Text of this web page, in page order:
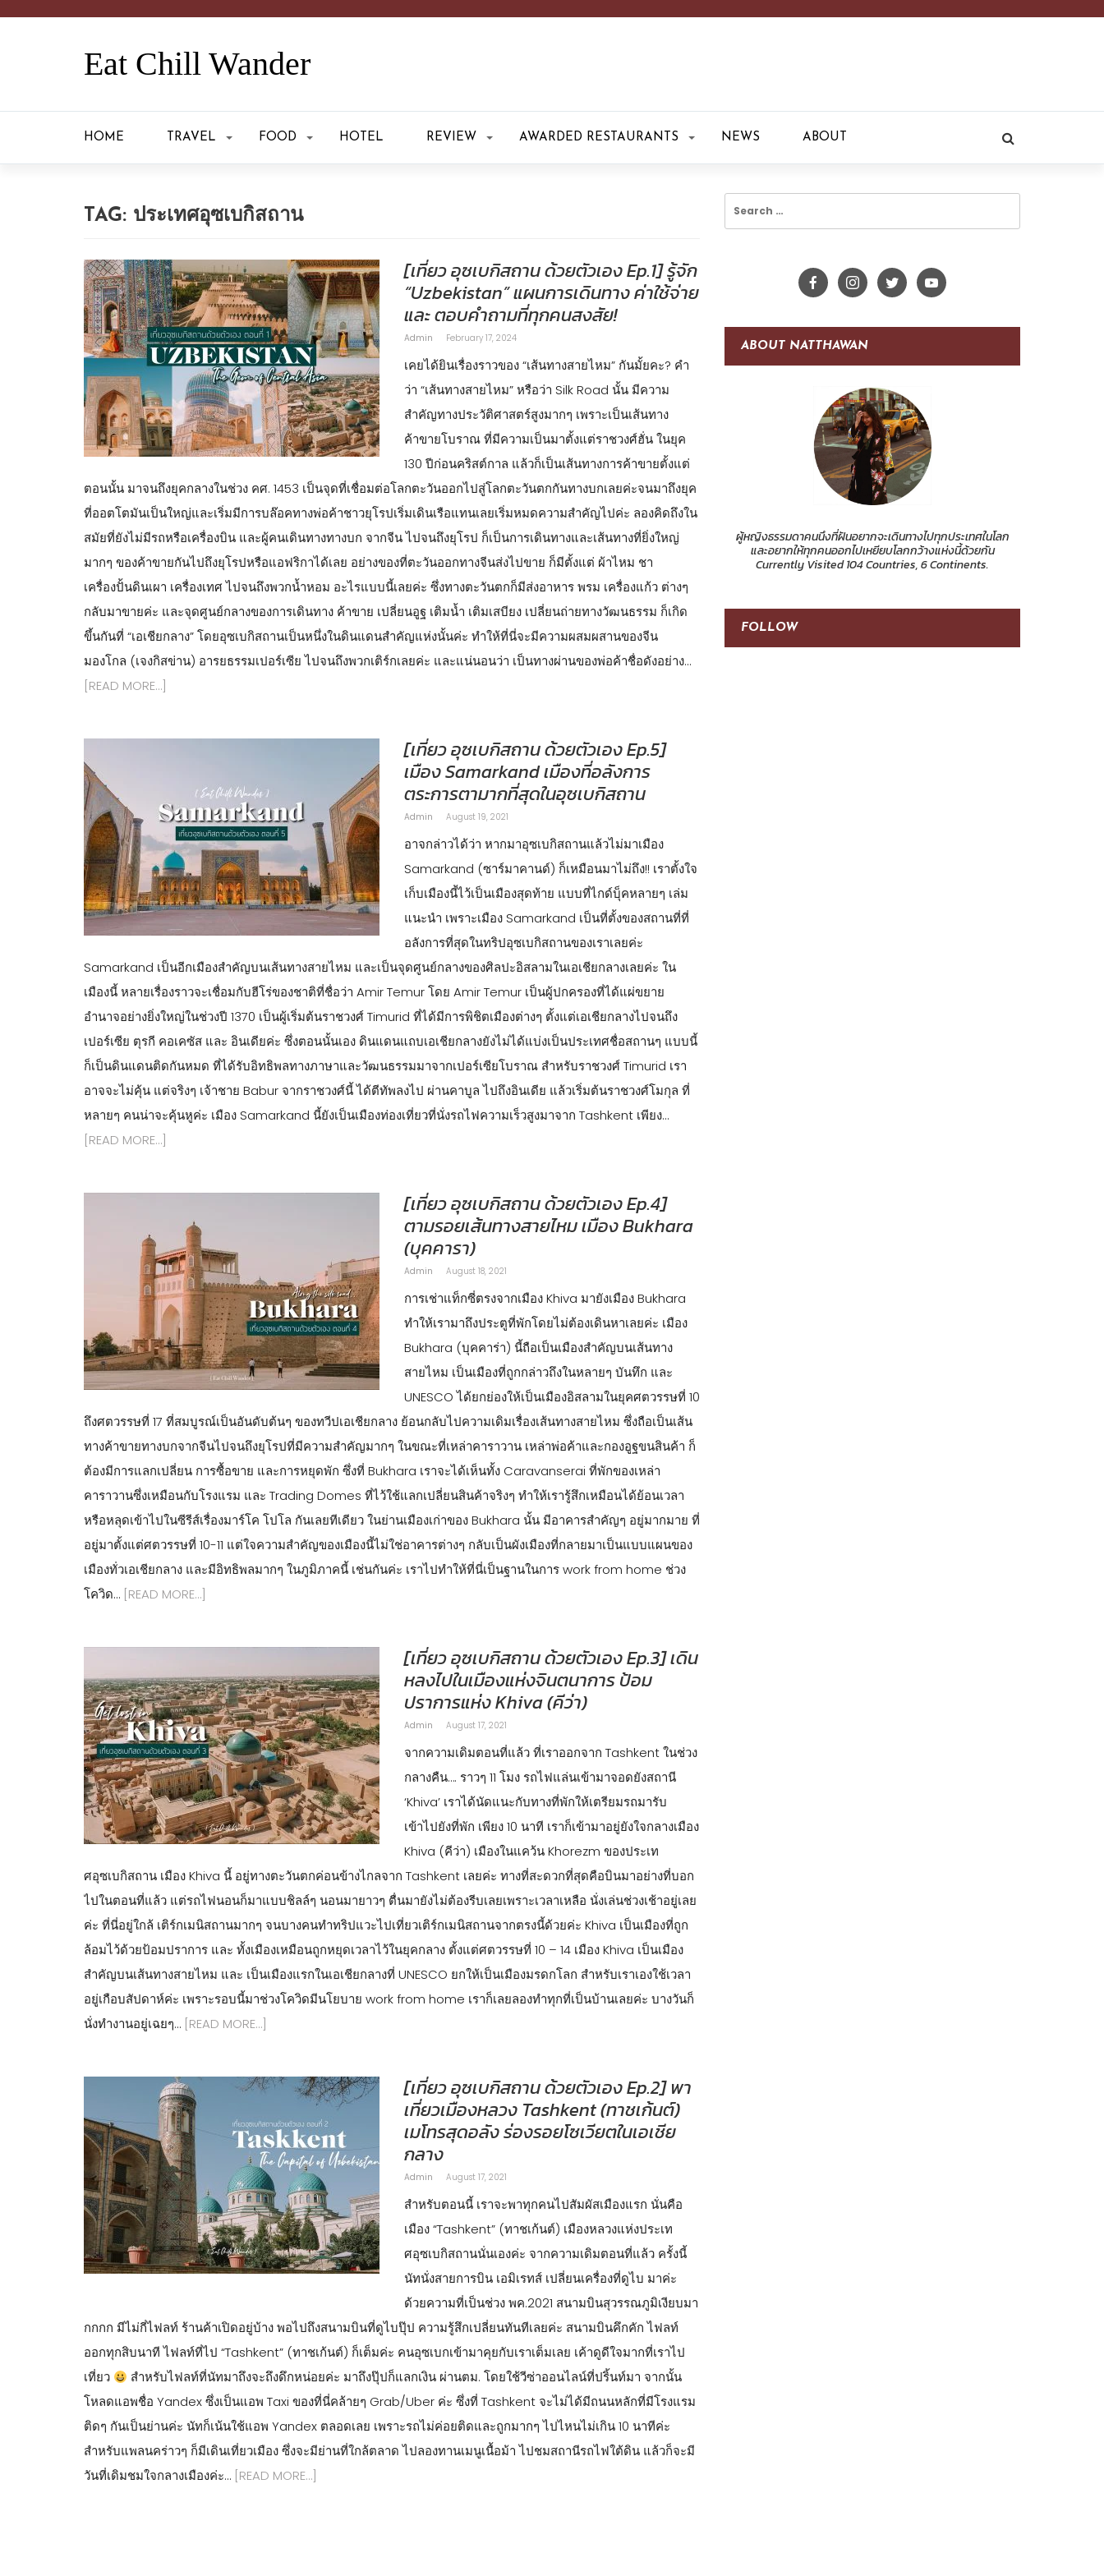
Eat Chill Wander
HOME TRAVEL FOOD HOTEL REVIEW AWARDED RESTAURANTS NEWS ABOUT
TAG: ประเทศอุซเบกิสถาน
[เที่ยว อุซเบกิสถาน ด้วยตัวเอง Ep.1] รู้จัก
“Uzbekistan” แผนการเดินทาง ค่าใช้จ่าย
และ ตอบคำถามที่ทุกคนสงสัย!
Admin February 17, 2024
เคยได้ยินเรื่องราวของ “เส้นทางสายไหม” กันมั้ยคะ? คำ
ว่า “เส้นทางสายไหม” หรือว่า Silk Road นั้น มีความ
สำคัญทางประวัติศาสตร์สูงมากๆ เพราะเป็นเส้นทาง
ค้าขายโบราณ ที่มีความเป็นมาตั้งแต่ราชวงศ์ฮั่น ในยุค
130 ปีก่อนคริสต์กาล แล้วก็เป็นเส้นทางการค้าขายตั้งแต่
ตอนนั้น มาจนถึงยุคกลางในช่วง คศ. 1453 เป็นจุดที่เชื่อมต่อโลกตะวันออกไปสู่โลกตะวันตกกันทางบกเลยค่ะจนมาถึงยุค
ที่ออตโตมันเป็นใหญ่และเริ่มมีการบล๊อคทางพ่อค้าชาวยุโรปเริ่มเดินเรือแทนเลยเริ่มหมดความสำคัญไปค่ะ ลองคิดถึงใน
สมัยที่ยังไม่มีรถหรือเครื่องบิน และผู้คนเดินทางทางบก จากจีน ไปจนถึงยุโรป ก็เป็นการเดินทางและเส้นทางที่ยิ่งใหญ่
มากๆ ของค้าขายกันไปถึงยุโรปหรือแอฟริกาได้เลย อย่างของที่ตะวันออกทางจีนส่งไปขาย ก็มีตั้งแต่ ผ้าไหม ชา
เครื่องปั้นดินเผา เครื่องเทศ ไปจนถึงพวกน้ำหอม อะไรแบบนี้เลยค่ะ ซึ่งทางตะวันตกก็มีส่งอาหาร พรม เครื่องแก้ว ต่างๆ
กลับมาขายค่ะ และจุดศูนย์กลางของการเดินทาง ค้าขาย เปลี่ยนอูฐ เติมน้ำ เติมเสบียง เปลี่ยนถ่ายทางวัฒนธรรม ก็เกิด
ขึ้นกันที่ “เอเชียกลาง” โดยอุซเบกิสถานเป็นหนึ่งในดินแดนสำคัญแห่งนั้นค่ะ ทำให้ที่นี่จะมีความผสมผสานของจีน
มองโกล (เจงกิสข่าน) อารยธรรมเปอร์เซีย ไปจนถึงพวกเติร์กเลยค่ะ และแน่นอนว่า เป็นทางผ่านของพ่อค้าชื่อดังอย่าง…
[READ MORE…]
[เที่ยว อุซเบกิสถาน ด้วยตัวเอง Ep.5]
เมือง Samarkand เมืองที่อลังการ
ตระการตามากที่สุดในอุซเบกิสถาน
Admin August 19, 2021
อาจกล่าวได้ว่า หากมาอุซเบกิสถานแล้วไม่มาเมือง
Samarkand (ซาร์มาคานด์) ก็เหมือนมาไม่ถึง!! เราตั้งใจ
เก็บเมืองนี้ไว้เป็นเมืองสุดท้าย แบบที่ไกด์บุ็คหลายๆ เล่ม
แนะนำ เพราะเมือง Samarkand เป็นที่ตั้งของสถานที่ที่
อลังการที่สุดในทริปอุซเบกิสถานของเราเลยค่ะ
Samarkand เป็นอีกเมืองสำคัญบนเส้นทางสายไหม และเป็นจุดศูนย์กลางของศิลปะอิสลามในเอเชียกลางเลยค่ะ ใน
เมืองนี้ หลายเรื่องราวจะเชื่อมกับฮีโร่ของชาติที่ชื่อว่า Amir Temur โดย Amir Temur เป็นผู้ปกครองที่ได้แผ่ขยาย
อำนาจอย่างยิ่งใหญ่ในช่วงปี 1370 เป็นผู้เริ่มต้นราชวงศ์ Timurid ที่ได้มีการพิชิตเมืองต่างๆ ตั้งแต่เอเชียกลางไปจนถึง
เปอร์เซีย ตุรกี คอเคซัส และ อินเดียค่ะ ซึ่งตอนนั้นเอง ดินแดนแถบเอเชียกลางยังไม่ได้แบ่งเป็นประเทศชื่อสถานๆ แบบนี้
ก็เป็นดินแดนติดกันหมด ที่ได้รับอิทธิพลทางภาษาและวัฒนธรรมมาจากเปอร์เซียโบราณ สำหรับราชวงศ์ Timurid เรา
อาจจะไม่คุ้น แต่จริงๆ เจ้าชาย Babur จากราชวงศ์นี้ ได้ตีทัพลงไป ผ่านคาบูล ไปถึงอินเดีย แล้วเริ่มต้นราชวงศ์โมกุล ที่
หลายๆ คนน่าจะคุ้นหูค่ะ เมือง Samarkand นี้ยังเป็นเมืองท่องเที่ยวที่นั่งรถไฟความเร็วสูงมาจาก Tashkent เพียง…
[READ MORE…]
[เที่ยว อุซเบกิสถาน ด้วยตัวเอง Ep.4]
ตามรอยเส้นทางสายไหม เมือง Bukhara
(บุคคารา)
Admin August 18, 2021
การเช่าแท็กซี่ตรงจากเมือง Khiva มายังเมือง Bukhara
ทำให้เรามาถึงประตูที่พักโดยไม่ต้องเดินหาเลยค่ะ เมือง
Bukhara (บุคคาร่า) นี้ถือเป็นเมืองสำคัญบนเส้นทาง
สายไหม เป็นเมืองที่ถูกกล่าวถึงในหลายๆ บันทึก และ
UNESCO ได้ยกย่องให้เป็นเมืองอิสลามในยุคศตวรรษที่ 10
ถึงศตวรรษที่ 17 ที่สมบูรณ์เป็นอันดับต้นๆ ของทวีปเอเชียกลาง ย้อนกลับไปความเดิมเรื่องเส้นทางสายไหม ซึ่งถือเป็นเส้น
ทางค้าขายทางบกจากจีนไปจนถึงยุโรปที่มีความสำคัญมากๆ ในขณะที่เหล่าคาราวาน เหล่าพ่อค้าและกองอูฐขนสินค้า ก็
ต้องมีการแลกเปลี่ยน การซื้อขาย และการหยุดพัก ซึ่งที่ Bukhara เราจะได้เห็นทั้ง Caravanserai ที่พักของเหล่า
คาราวานซึ่งเหมือนกับโรงแรม และ Trading Domes ที่ไว้ใช้แลกเปลี่ยนสินค้าจริงๆ ทำให้เรารู้สึกเหมือนได้ย้อนเวลา
หรือหลุดเข้าไปในซีรีส์เรื่องมาร์โค โปโล กันเลยทีเดียว ในย่านเมืองเก่าของ Bukhara นั้น มีอาคารสำคัญๆ อยู่มากมาย ที่
อยู่มาตั้งแต่ศตวรรษที่ 10-11 แต่ใจความสำคัญของเมืองนี้ไม่ใช่อาคารต่างๆ กลับเป็นผังเมืองที่กลายมาเป็นแบบแผนของ
เมืองทั่วเอเชียกลาง และมีอิทธิพลมากๆ ในภูมิภาคนี้ เช่นกันค่ะ เราไปทำให้ที่นี่เป็นฐานในการ work from home ช่วง
โควิด… [READ MORE…]
[เที่ยว อุซเบกิสถาน ด้วยตัวเอง Ep.3] เดิน
หลงไปในเมืองแห่งจินตนาการ ป้อม
ปราการแห่ง Khiva (คีว่า)
Admin August 17, 2021
จากความเดิมตอนที่แล้ว ที่เราออกจาก Tashkent ในช่วง
กลางคืน…. ราวๆ 11 โมง รถไฟแล่นเข้ามาจอดยังสถานี
‘Khiva’ เราได้นัดแนะกับทางที่พักให้เตรียมรถมารับ
เข้าไปยังที่พัก เพียง 10 นาที เราก็เข้ามาอยู่ยังใจกลางเมือง
Khiva (คีว่า) เมืองในแคว้น Khorezm ของประเท
ศอุซเบกิสถาน เมือง Khiva นี้ อยู่ทางตะวันตกค่อนข้างไกลจาก Tashkent เลยค่ะ ทางที่สะดวกที่สุดคือบินมาอย่างที่บอก
ไปในตอนที่แล้ว แต่รถไฟนอนก็มาแบบชิลล์ๆ นอนมายาวๆ ตื่นมายังไม่ต้องรีบเลยเพราะเวลาเหลือ นั่งเล่นช่วงเช้าอยู่เลย
ค่ะ ที่นี่อยู่ใกล้ เติร์กเมนิสถานมากๆ จนบางคนทำทริปแวะไปเที่ยวเติร์กเมนิสถานจากตรงนี้ด้วยค่ะ Khiva เป็นเมืองที่ถูก
ล้อมไว้ด้วยป้อมปราการ และ ทั้งเมืองเหมือนถูกหยุดเวลาไว้ในยุคกลาง ตั้งแต่ศตวรรษที่ 10 – 14 เมือง Khiva เป็นเมือง
สำคัญบนเส้นทางสายไหม และ เป็นเมืองแรกในเอเชียกลางที่ UNESCO ยกให้เป็นเมืองมรดกโลก สำหรับเราเองใช้เวลา
อยู่เกือบสัปดาห์ค่ะ เพราะรอบนี้มาช่วงโควิดมีนโยบาย work from home เราก็เลยลองทำทุกที่เป็นบ้านเลยค่ะ บางวันก็
นั่งทำงานอยู่เฉยๆ… [READ MORE…]
[เที่ยว อุซเบกิสถาน ด้วยตัวเอง Ep.2] พา
เที่ยวเมืองหลวง Tashkent (ทาชเก้นต์)
เมโทรสุดอลัง ร่องรอยโซเวียตในเอเชีย
กลาง
Admin August 17, 2021
สำหรับตอนนี้ เราจะพาทุกคนไปสัมผัสเมืองแรก นั่นคือ
เมือง “Tashkent” (ทาชเก้นต์) เมืองหลวงแห่งประเท
ศอุซเบกิสถานนั่นเองค่ะ จากความเดิมตอนที่แล้ว ครั้งนี้
นัทนั่งสายการบิน เอมิเรทส์ เปลี่ยนเครื่องที่ดูไบ มาค่ะ
ด้วยความที่เป็นช่วง พค.2021 สนามบินสุวรรณภูมิเงียบมา
กกกก มีไม่กี่ไฟลท์ ร้านค้าเปิดอยู่บ้าง พอไปถึงสนามบินที่ดูไบปุ๊ป ความรู้สึกเปลี่ยนทันทีเลยค่ะ สนามบินคึกคัก ไฟลท์
ออกทุกสิบนาที ไฟลท์ที่ไป “Tashkent” (ทาชเก้นต์) ก็เต็มค่ะ คนอุซเบกเข้ามาคุยกับเราเต็มเลย เค้าดูดีใจมากที่เราไป
เที่ยว
สำหรับไฟลท์ที่นัทมาถึงจะถึงดึกหน่อยค่ะ มาถึงปุ๊ปก็แลกเงิน ผ่านตม. โดยใช้วีซ่าออนไลน์ที่ปริ้นท์มา จากนั้น
โหลดแอพชื่อ Yandex ซึ่งเป็นแอพ Taxi ของที่นี่คล้ายๆ Grab/Uber ค่ะ ซึ่งที่ Tashkent จะไม่ได้มีถนนหลักที่มีโรงแรม
ติดๆ กันเป็นย่านค่ะ นัทก็เน้นใช้แอพ Yandex ตลอดเลย เพราะรถไม่ค่อยติดและถูกมากๆ ไปไหนไม่เกิน 10 นาทีค่ะ
สำหรับแพลนคร่าวๆ ก็มีเดินเที่ยวเมือง ซึ่งจะมีย่านที่ใกล้ตลาด ไปลองทานเมนูเนื้อม้า ไปชมสถานีรถไฟใต้ดิน แล้วก็จะมี
วันที่เดิมชมใจกลางเมืองค่ะ… [READ MORE…]
Search
for:
ABOUT NATTHAWAN
ผู้หญิงธรรมดาคนนึงที่ฝันอยากจะเดินทางไปทุกประเทศในโลก
และอยากให้ทุกคนออกไปเหยียบโลกกว้างแห่งนี้ด้วยกัน
Currently Visited 104 Countries, 6 Continents.
FOLLOW